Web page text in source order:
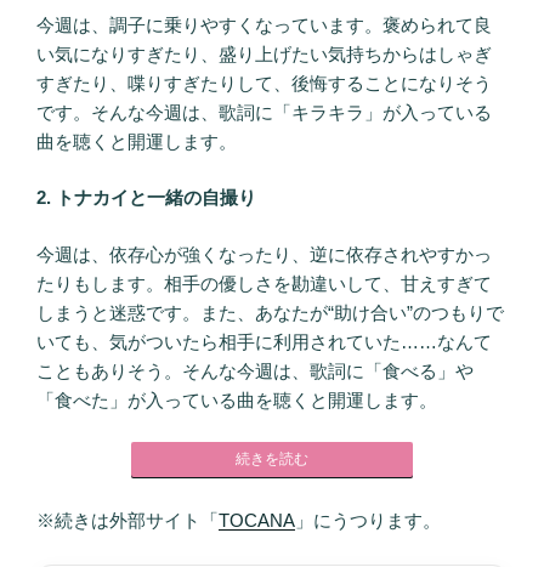
今週は、調子に乗りやすくなっています。褒められて良
い気になりすぎたり、盛り上げたい気持ちからはしゃぎ
すぎたり、喋りすぎたりして、後悔することになりそう
です。そんな今週は、歌詞に「キラキラ」が入っている
曲を聴くと開運します。
2. トナカイと一緒の自撮り
今週は、依存心が強くなったり、逆に依存されやすかっ
たりもします。相手の優しさを勘違いして、甘えすぎて
しまうと迷惑です。また、あなたが“助け合い”のつもりで
いても、気がついたら相手に利用されていた……なんて
こともありそう。そんな今週は、歌詞に「食べる」や
「食べた」が入っている曲を聴くと開運します。
続きを読む
※続きは外部サイト「TOCANA 」にうつります。